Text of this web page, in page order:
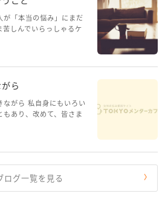
が「本当の悩み」にまだ
しんでいらっしゃるケ
、心の深いところ（深
く違う角度から解決の
ら
ながら 私自身にもいろい
あり、改めて、皆さま
、もがいてる。わたし
まされるような日々で
ログ一覧を見る